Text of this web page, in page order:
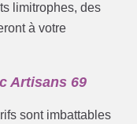
limitrophes, des
à votre
Artisans 69
sont imbattables